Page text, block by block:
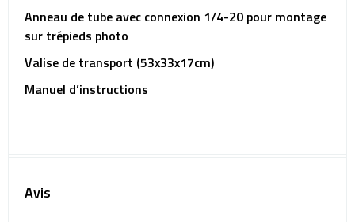
Anneau de tube avec connexion 1/4-20 pour montage
sur trépieds photo
Valise de transport (53x33x17cm)
Manuel d’instructions
Avis